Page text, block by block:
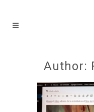
Author: